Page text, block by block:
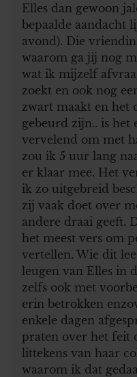
Elles dan gewoon
bepaalde aandacht
avond). Die
waarom ga jij nog
wat ik mijzelf
zoekt en ook nog
zwart maakt en het
gebeurd zijn.. is het
vervelend om met
zou ik 5 uur lang
er klaar mee. Het
ik zo uitgebreid
zij vaak doet over
andere draai geeft.
het meest vers om
vertellen. Wie dit
leugen van Elles in
zelfs ook met
erin betrokken
enkele dagen
praten over het feit
littekens van haar
waarom ik dat